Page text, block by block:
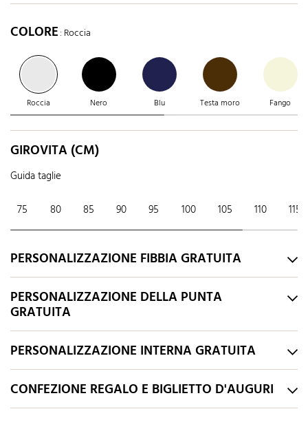
COLORE: Roccia
Roccia Nero Blu Testa moro Fango
GIROVITA (CM)
Guida taglie
75 80 85 90 95 100 105 110 115
PERSONALIZZAZIONE FIBBIA GRATUITA
PERSONALIZZAZIONE DELLA PUNTA
GRATUITA
PERSONALIZZAZIONE INTERNA GRATUITA
CONFEZIONE REGALO E BIGLIETTO D'AUGURI